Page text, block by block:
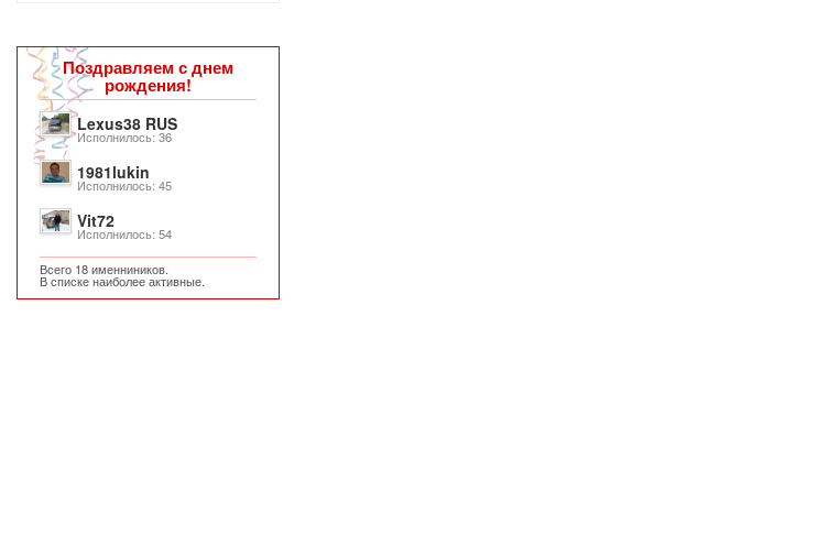
Поздравляем с днем
рождения!
Lexus38 RUS
Исполнилось: 36
1981lukin
Исполнилось: 45
Vit72
Исполнилось: 54
Всего 18 именниников.
В списке наиболее активные.